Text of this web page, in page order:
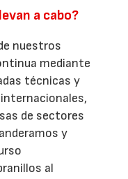
a cabo?
nuestros
mediante
técnicas y
de sectores
y
al